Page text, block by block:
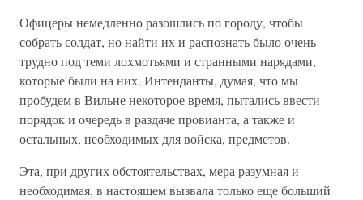
Офицеры немедленно разошлись по городу, чтобы
собрать солдат, но найти их и распознать было очень
трудно под теми лохмотьями и странными нарядами,
которые были на них. Интенданты, думая, что мы
пробудем в Вильне некоторое время, пытались ввести
порядок и очередь в раздаче провианта, а также и
остальных, необходимых для войска, предметов.
Эта, при других обстоятельствах, мера разумная и
необходимая, в настоящем вызвала только еще больший